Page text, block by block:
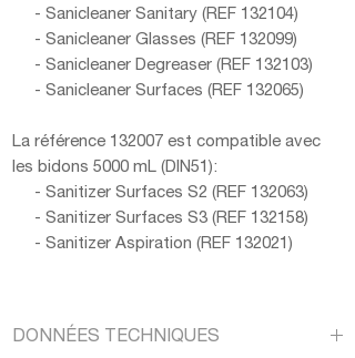
- Sanicleaner Sanitary (REF 132104)
- Sanicleaner Glasses (REF 132099)
- Sanicleaner Degreaser (REF 132103)
- Sanicleaner Surfaces (REF 132065)
La référence 132007 est compatible avec
les bidons 5000 mL (DIN51):
- Sanitizer Surfaces S2 (REF 132063)
- Sanitizer Surfaces S3 (REF 132158)
- Sanitizer Aspiration (REF 132021)
DONNÉES TECHNIQUES